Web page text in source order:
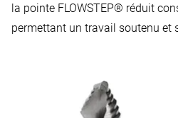
la pointe FLOWSTEP® réduit
permettant un travail soutenu et